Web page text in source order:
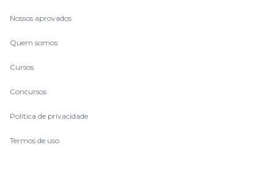
Nossos aprovados
Quem somos
Cursos
Concursos
Política de privacidade
Termos de uso